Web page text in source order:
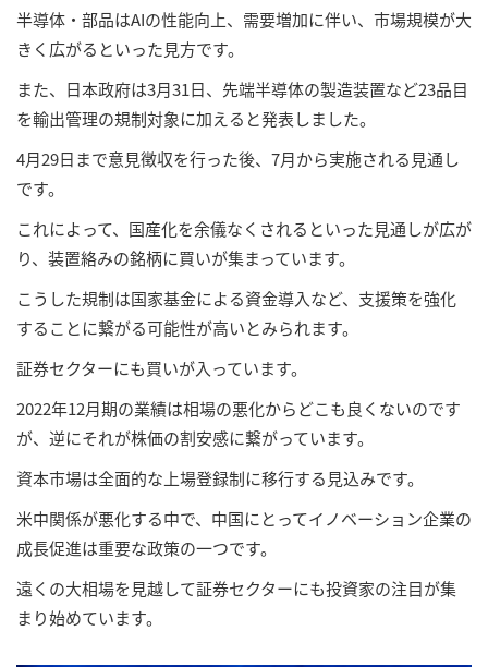
半導体・部品はAIの性能向上、需要増加に伴い、市場規模が大
きく広がるといった見方です。
また、日本政府は3月31日、先端半導体の製造装置など23品目
を輸出管理の規制対象に加えると発表しました。
4月29日まで意見徴収を行った後、7月から実施される見通し
です。
これによって、国産化を余儀なくされるといった見通しが広が
り、装置絡みの銘柄に買いが集まっています。
こうした規制は国家基金による資金導入など、支援策を強化
することに繋がる可能性が高いとみられます。
証券セクターにも買いが入っています。
2022年12月期の業績は相場の悪化からどこも良くないのです
が、逆にそれが株価の割安感に繋がっています。
資本市場は全面的な上場登録制に移行する見込みです。
米中関係が悪化する中で、中国にとってイノベーション企業の
成長促進は重要な政策の一つです。
遠くの大相場を見越して証券セクターにも投資家の注目が集
まり始めています。